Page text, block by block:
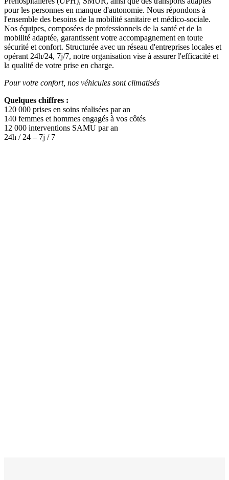
pour les personnes en manque d'autonomie. Nous répondons à
l'ensemble des besoins de la mobilité sanitaire et médico-sociale.
Nos équipes, composées de professionnels de la santé et de la
mobilité adaptée, garantissent votre accompagnement en toute
sécurité et confort. Structurée avec un réseau d'entreprises locales et
opérant 24h/24, 7j/7, notre organisation vise à assurer l'efficacité et
la qualité de votre prise en charge.
Pour votre confort, nos véhicules sont climatisés
Quelques chiffres :
120 000 prises en soins réalisées par an
140 femmes et hommes engagés à vos côtés
12 000 interventions SAMU par an
24h / 24 – 7j / 7